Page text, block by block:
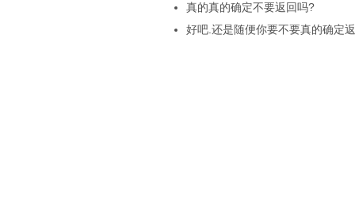
真的真的确定不要返回吗?
好吧.还是随便你要不要真的确定